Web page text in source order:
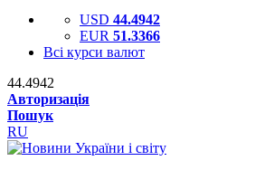
USD 44.4942
EUR 51.3366
Всі курси валют
44.4942
Авторизація
Пошук
RU